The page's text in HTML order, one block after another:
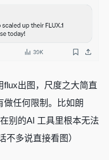
flux出图，尺度之大简直
做任何限制。比如朗
别的AI 工具里根本无法
不多说直接看图）